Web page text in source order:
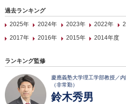
過去ランキング
2025年
2024年 2023年 2022年
2017年
2016年 2015年 2014年度
ランキング監修
慶應義塾大学理工学部教授／
（非常勤）
鈴木秀男